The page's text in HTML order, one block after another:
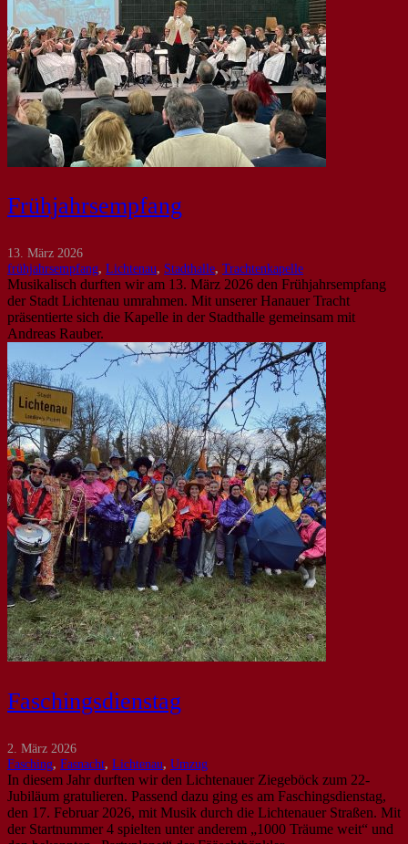
Frühjahrsempfang
13. März 2026
frühjahrsempfang, Lichtenau, Stadthalle, Trachtenkapelle
Musikalisch durften wir am 13. März 2026 den Frühjahrsempfang
der Stadt Lichtenau umrahmen. Mit unserer Hanauer Tracht
präsentierte sich die Kapelle in der Stadthalle gemeinsam mit
Andreas Rauber.
Faschingsdienstag
2. März 2026
Fasching, Fasnacht, Lichtenau, Umzug
In diesem Jahr durften wir den Lichtenauer Ziegeböck zum 22-
Jubiläum gratulieren. Passend dazu ging es am Faschingsdienstag,
den 17. Februar 2026, mit Musik durch die Lichtenauer Straßen. Mit
der Startnummer 4 spielten unter anderem „1000 Träume weit“ und